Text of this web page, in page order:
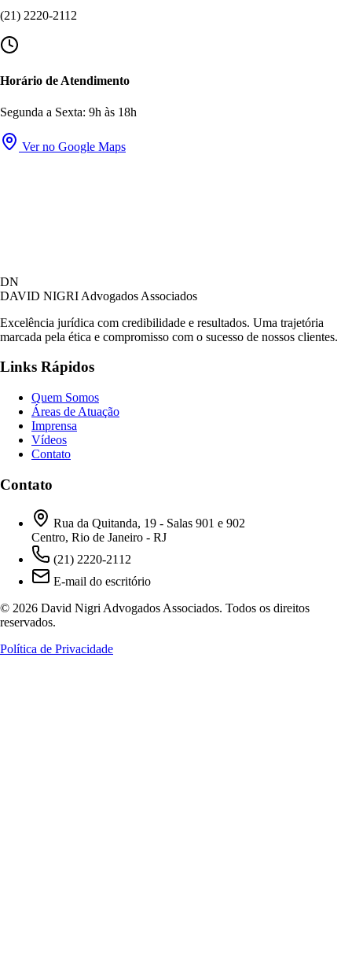
(21) 2220-2112
Horário de Atendimento
Segunda a Sexta: 9h às 18h
Ver no Google Maps
DN
DAVID NIGRI Advogados Associados
Excelência jurídica com credibilidade e resultados. Uma trajetória
marcada pela ética e compromisso com o sucesso de nossos clientes.
Links Rápidos
Quem Somos
Áreas de Atuação
Imprensa
Vídeos
Contato
Contato
Rua da Quitanda, 19 - Salas 901 e 902
Centro, Rio de Janeiro - RJ
(21) 2220-2112
E-mail do escritório
© 2026 David Nigri Advogados Associados. Todos os direitos
reservados.
Política de Privacidade